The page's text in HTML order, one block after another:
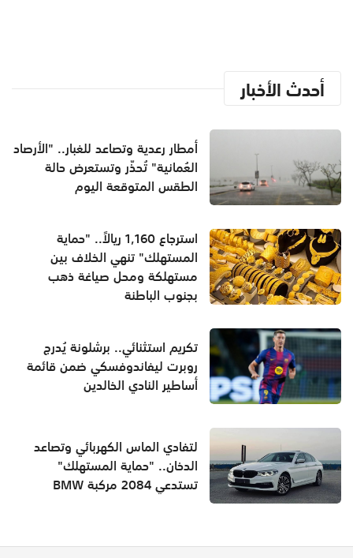
أحدث الأخبار
أمطار رعدية وتصاعد للغبار.. "الأرصاد
العُمانية" تُحذّر وتستعرض حالة
الطقس المتوقعة اليوم
استرجاع 1,160 ريالاً.. "حماية
المستهلك" تنهي الخلاف بين
مستهلكة ومحل صياغة ذهب
بجنوب الباطنة
تكريم استثنائي.. برشلونة يُدرج
روبرت ليفاندوفسكي ضمن قائمة
أساطير النادي الخالدين
لتفادي الماس الكهربائي وتصاعد
الدخان.. "حماية المستهلك"
تستدعي 2084 مركبة BMW